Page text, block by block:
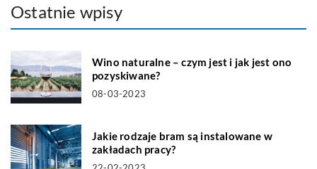
Ostatnie wpisy
Wino naturalne – czym jest i jak jest ono
pozyskiwane?
08-03-2023
Jakie rodzaje bram są instalowane w
zakładach pracy?